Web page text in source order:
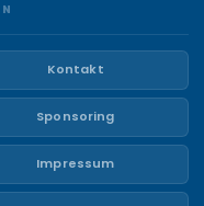
Kontakt
Sponsoring
Impressum